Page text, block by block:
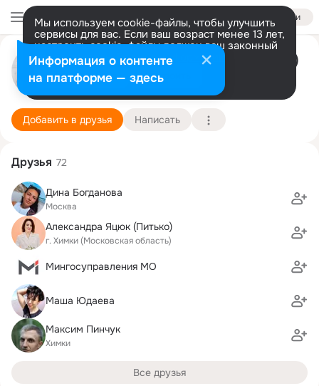
Войти
Мы используем cookie-файлы, чтобы улучшить
сервисы для вас. Если ваш возраст менее 13 лет,
настроить cookie-файлы должен ваш законный
представитель. Больше информации
Разрешить все Настроить
Елена Александрова (Потапова)
Москва 14 июля Подробнее
Добавить в друзья Написать
Друзья 72
Дина Богданова
Москва
Александра Яцюк (Питько)
г. Химки (Московская область)
Мингосуправления МО
Маша Юдаева
Максим Пинчук
Химки
Все друзья
Информация о контенте
на платформе — здесь